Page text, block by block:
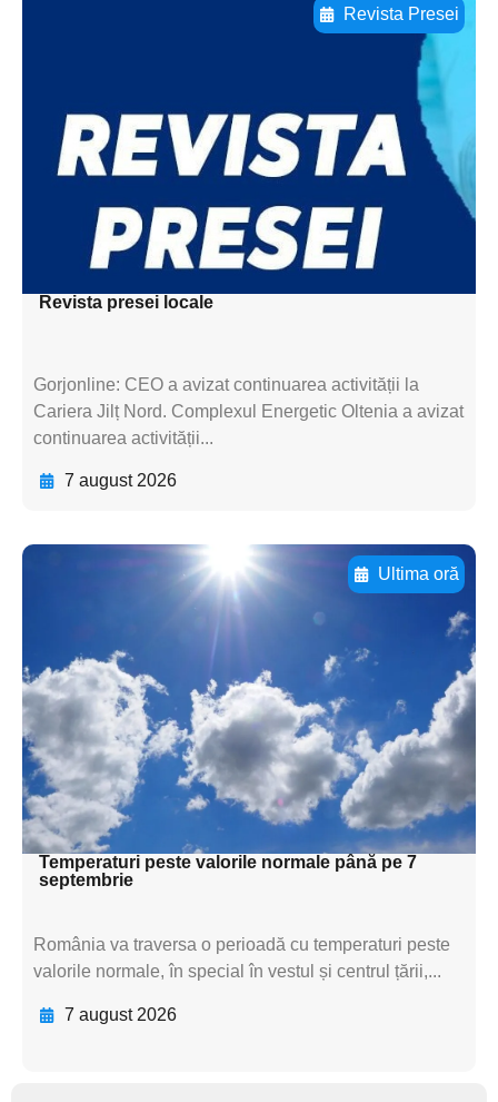
Revista Presei
Adaugă aici textul pentru
textul pentru
subtitluAdaugă aici
subtitluAdaugă aici
textul pentru subti
Revista presei locale
Gorjonline: CEO a avizat continuarea activității la
Cariera Jilț Nord. Complexul Energetic Oltenia a avizat
continuarea activității...
7 august 2026
Ultima oră
Adaugă aici textul pentru
subtitluAdaugă aici
textul pentru
subtitluAdaugă aici
textul pentru
subtitluAdaugă aici
textul pentru subti
Temperaturi peste valorile normale până pe 7
septembrie
România va traversa o perioadă cu temperaturi peste
valorile normale, în special în vestul și centrul țării,...
7 august 2026